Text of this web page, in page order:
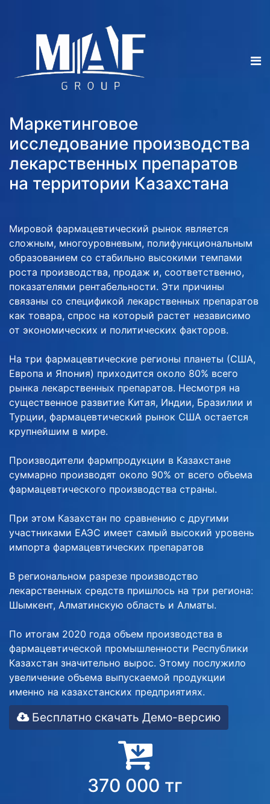
Маркетинговое
исследование производства
лекарственных препаратов
на территории Казахстана
Мировой фармацевтический рынок является
сложным, многоуровневым, полифункциональным
образованием со стабильно высокими темпами
роста производства, продаж и, соответственно,
показателями рентабельности. Эти причины
связаны со спецификой лекарственных препаратов
как товара, спрос на который растет независимо
от экономических и политических факторов.
На три фармацевтические регионы планеты (США,
Европа и Япония) приходится около 80% всего
рынка лекарственных препаратов. Несмотря на
существенное развитие Китая, Индии, Бразилии и
Турции, фармацевтический рынок США остается
крупнейшим в мире.
Производители фармпродукции в Казахстане
суммарно производят около 90% от всего объема
фармацевтического производства страны.
При этом Казахстан по сравнению с другими
участниками ЕАЭС имеет самый высокий уровень
импорта фармацевтических препаратов
В региональном разрезе производство
лекарственных средств пришлось на три региона:
Шымкент, Алматинскую область и Алматы.
По итогам 2020 года объем производства в
фармацевтической промышленности Республики
Казахстан значительно вырос. Этому послужило
увеличение объема выпускаемой продукции
именно на казахстанских предприятиях.
Бесплатно скачать Демо-версию
370 000 тг